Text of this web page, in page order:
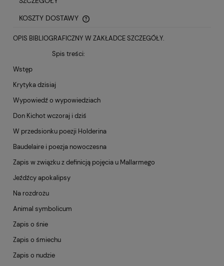
KOSZTY DOSTAWY
CENA NIE ZAWIERA EWENTUALNYCH KOSZTÓW PŁATNOŚCI
OPIS BIBLIOGRAFICZNY W ZAKŁADCE SZCZEGÓŁY.
Spis treści:
Wstęp
Krytyka dzisiaj
Wypowiedź o wypowiedziach
Don Kichot wczoraj i dziś
W przedsionku poezji Holderina
Baudelaire i poezja nowoczesna
Zapis w związku z definicją pojęcia u Mallarmego
Jeźdźcy apokalipsy
Na rozdrożu
Animal symbolicum
Zapis o śnie
Zapis o śmiechu
Zapis o nudzie